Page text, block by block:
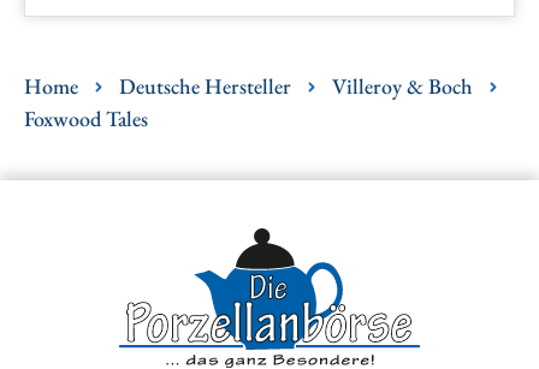
Home Deutsche Hersteller
Villeroy & Boch
Foxwood Tales